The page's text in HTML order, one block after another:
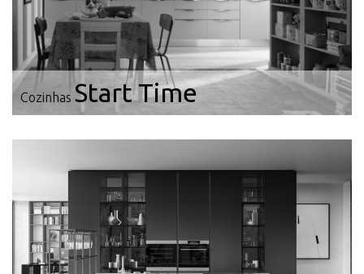
Cozinhas Start Time